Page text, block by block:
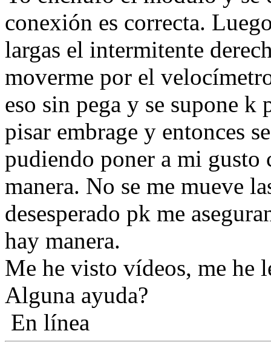
conexión es correcta.
largas el intermitente
moverme por el
eso sin pega y se supone k
pisar embrage y entonces
pudiendo poner a mi gusto
manera. No se me mueve
desesperado pk me
hay manera.
Me he visto vídeos, me he
Alguna ayuda?
En línea